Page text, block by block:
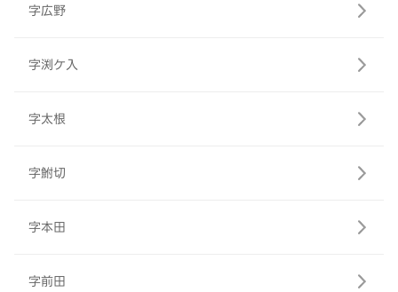
字広野
字渕ケ入
字太根
字鮒切
字本田
字前田